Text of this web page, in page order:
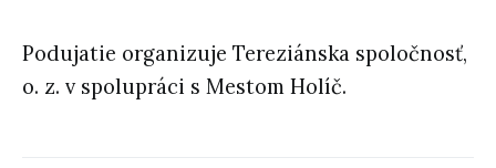
Podujatie organizuje Tereziánska spoločnosť,
o. z. v spolupráci s Mestom Holíč.